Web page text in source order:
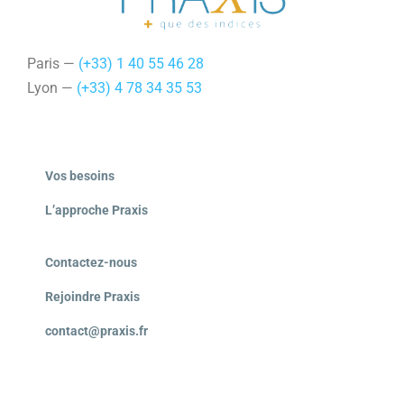
Paris — (+33) 1 40 55 46 28
Lyon — (+33) 4 78 34 35 53
Vos besoins
L’approche Praxis
Contactez-nous
Rejoindre Praxis
contact@praxis.fr